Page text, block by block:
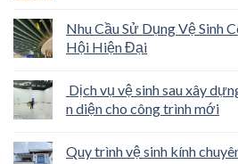
Nhu Cầu Sử Dụng Vệ Sinh
Hội Hiện Đại
Dịch vụ vệ sinh sau xây
n diện cho công trình mới
Quy trình vệ sinh kính